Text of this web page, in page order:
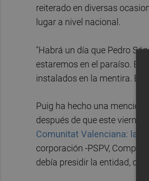
reiterado en diversas
lugar a nivel nacional.
"Habrá un día que Pedro
estaremos en el paraíso.
instalados en la mentira. El
Puig ha hecho una mención
después de que este viernes
Comunitat Valenciana: la
corporación -PSPV,
debía presidir la entidad,